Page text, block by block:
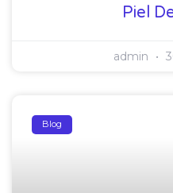
Piel
admin
Blog